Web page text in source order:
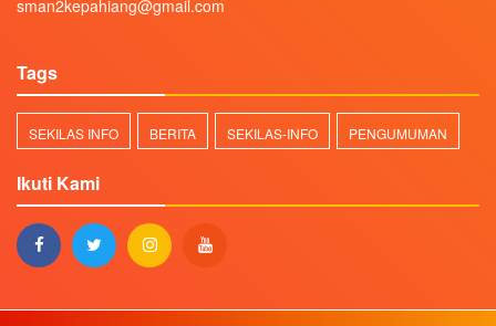
sman2kepahiang@gmail.com
Tags
SEKILAS INFO BERITA SEKILAS-INFO PENGUMUMAN
Ikuti Kami